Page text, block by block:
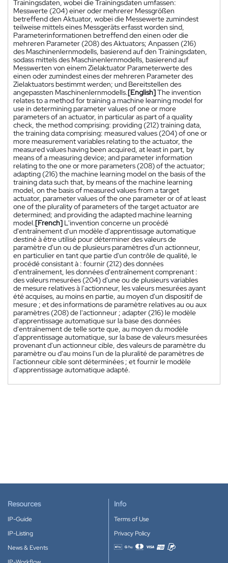
Trainingsdaten, wobei die Trainingsdaten umfassen:
Messwerte (204) einer oder mehrerer Messgrößen
betreffend den Aktuator, wobei die Messewerte zumindest
teilweise mittels eines Messgeräts erfasst worden sind,
Parameterinformationen betreffend den einen oder die
mehreren Parameter (208) des Aktuators; Anpassen (216)
des Maschinenlernmodells, basierend auf den Trainingsdaten,
sodass mittels des Maschinenlernmodells, basierend auf
Messwerten von einem Zielaktuator Parameterwerte des
einen oder zumindest eines der mehreren Parameter des
Zielaktuators bestimmt werden; und Bereitstellen des
angepassten Maschinenlernmodells.[English]The invention
relates to a method for training a machine learning model for
use in determining parameter values of one or more
parameters of an actuator, in particular as part of a quality
check, the method comprising: providing (212) training data,
the training data comprising: measured values (204) of one or
more measurement variables relating to the actuator, the
measured values having been acquired, at least in part, by
means of a measuring device; and parameter information
relating to the one or more parameters (208) of the actuator;
adapting (216) the machine learning model on the basis of the
training data such that, by means of the machine learning
model, on the basis of measured values from a target
actuator, parameter values of the one parameter or of at least
one of the plurality of parameters of the target actuator are
determined; and providing the adapted machine learning
model.[French] L'invention concerne un procédé
d'entraînement d'un modèle d'apprentissage automatique
destiné à être utilisé pour déterminer des valeurs de
paramètre d'un ou de plusieurs paramètres d'un actionneur,
en particulier en tant que partie d'un contrôle de qualité, le
procédé consistant à : fournir (212) des données
d'entraînement, les données d'entraînement comprenant :
des valeurs mesurées (204) d'une ou de plusieurs variables
de mesure relatives à l'actionneur, les valeurs mesurées ayant
été acquises, au moins en partie, au moyen d'un dispositif de
mesure ; et des informations de paramètre relatives au ou aux
paramètres (208) de l'actionneur ; adapter (216) le modèle
d'apprentissage automatique sur la base des données
d'entraînement de telle sorte que, au moyen du modèle
d'apprentissage automatique, sur la base de valeurs mesurées
provenant d'un actionneur cible, des valeurs de paramètre du
paramètre ou d'au moins l'un de la pluralité de paramètres de
l'actionneur cible sont déterminées ; et fournir le modèle
d'apprentissage automatique adapté.
Resources
IP-Guide
IP-Listing
News & Events
Info
Terms of Use
Privacy Policy
Accepted payment methods